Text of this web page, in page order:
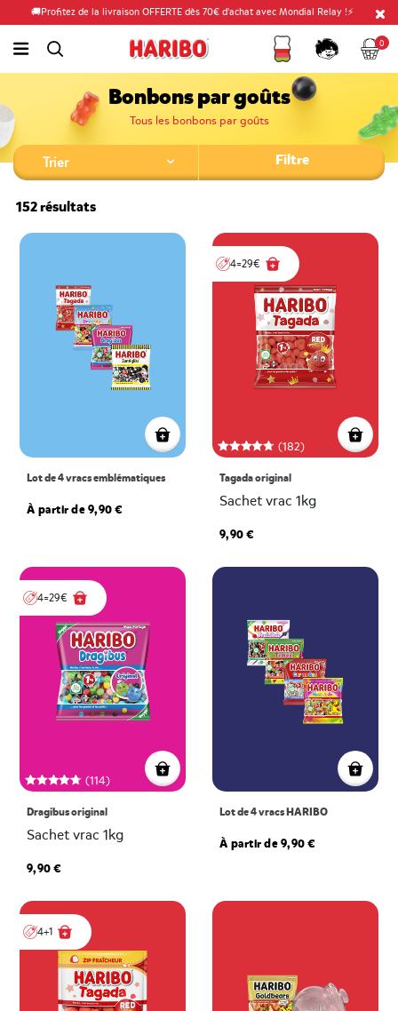
🚚Profitez de la livraison OFFERTE dès 70€ d'achat avec Mondial Relay !⚡
link.header.menu.label
simplesearch.search.label Fidélité
Compte
Panier
0
Bonbons par goûts
Tous les bonbons par goûts
Filtre
152 résultats
Lot de 4 vracs emblématiques
À partir de 9,90 €
(182)
4=29€
Tagada original
Sachet vrac 1kg
9,90 €
(114)
4=29€
Dragibus original
Sachet vrac 1kg
9,90 €
Lot de 4 vracs HARIBO
À partir de 9,90 €
4+1